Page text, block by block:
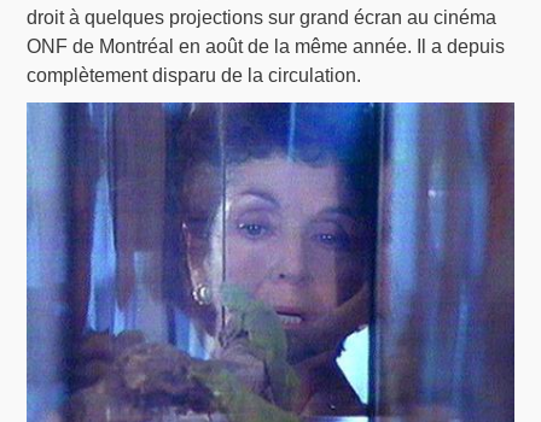
droit à quelques projections sur grand écran au cinéma
ONF de Montréal en août de la même année. Il a depuis
complètement disparu de la circulation.